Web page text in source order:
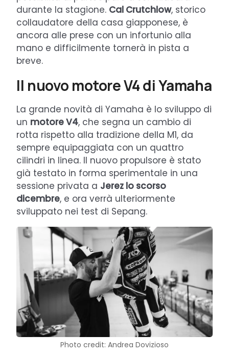
durante la stagione. Cal Crutchlow, storico
collaudatore della casa giapponese, è
ancora alle prese con un infortunio alla
mano e difficilmente tornerà in pista a
breve.
Il nuovo motore V4 di Yamaha
La grande novità di Yamaha è lo sviluppo di
un motore V4, che segna un cambio di
rotta rispetto alla tradizione della M1, da
sempre equipaggiata con un quattro
cilindri in linea. Il nuovo propulsore è stato
già testato in forma sperimentale in una
sessione privata a Jerez lo scorso
dicembre, e ora verrà ulteriormente
sviluppato nei test di Sepang.
Photo credit: Andrea Dovizioso